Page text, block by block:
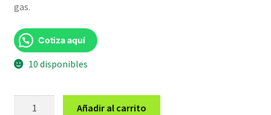
gas.
Cotiza aquí
10 disponibles
Añadir al carrito